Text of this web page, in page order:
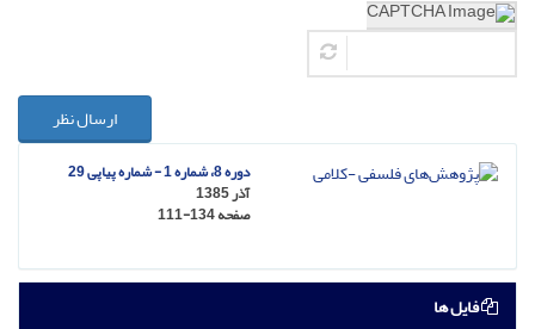
ارسال نظر
دوره 8، شماره 1 - شماره پیاپی 29
آذر 1385
صفحه111-134
فایل ها